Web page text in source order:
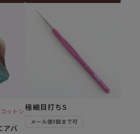
ットン
アバ
極細目打ちS
メール便3個まで可